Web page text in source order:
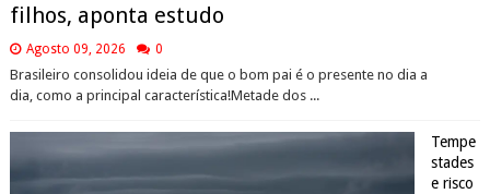
filhos, aponta estudo
Agosto 09, 2026 0
Brasileiro consolidou ideia de que o bom pai é o presente no dia a
dia, como a principal característica!Metade dos ...
Tempe
stades
e risco